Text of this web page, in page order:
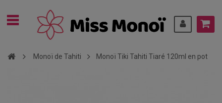
Monoï de Tahiti Monoï Tiki Tahiti Tiaré 120ml en pot